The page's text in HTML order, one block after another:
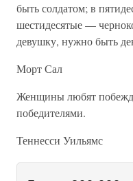
быть солдатом; в
шестидесятые —
девушку, нужно быть
Морт Сал
Женщины любят
победителями.
Теннесси Уильямс